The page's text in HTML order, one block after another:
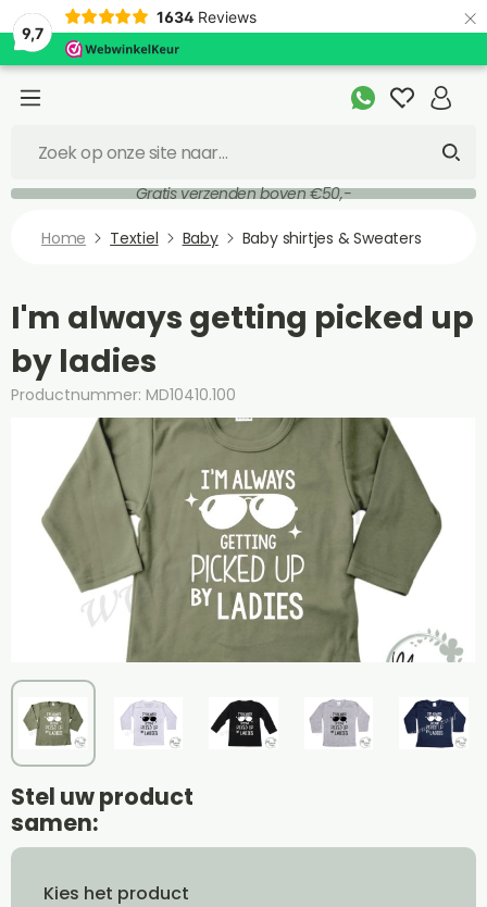
9,7
1634 Reviews ×
Gratis verzenden boven €50,-
Home Textiel Baby Baby shirtjes & Sweaters
I'm always getting picked up
by ladies
Productnummer: MD10410.100
Stel uw product
samen:
Kies het product